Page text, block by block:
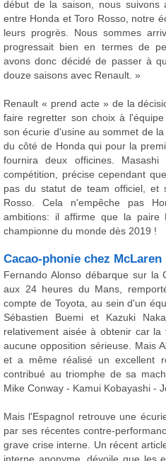
début de la saison, nous suivons
entre Honda et Toro Rosso, notre
leurs progrès. Nous sommes
progressait bien en termes de
avons donc décidé de passer à
douze saisons avec Renault. »
Renault « prend acte » de la
faire regretter son choix à
son écurie d'usine au sommet de
du côté de Honda qui pour la
fournira deux officines.
compétition, précise cependant
pas du statut de team officiel, et
Rosso. Cela n'empêche pas
ambitions: il affirme que la
championne du monde dès 2019 !
Cacao-phonie chez McLaren
Fernando Alonso débarque sur la
aux 24 heures du Mans,
compte de Toyota, au sein d'un
Sébastien Buemi et Kazuki
relativement aisée à obtenir car
aucune opposition sérieuse. Mais
et a même réalisé un excellent
contribué au triomphe de sa
Mike Conway - Kamui Kobayashi -
Mais l'Espagnol retrouve une
par ses récentes contre-
grave crise interne. Un récent
interne anonyme, dévoile que les